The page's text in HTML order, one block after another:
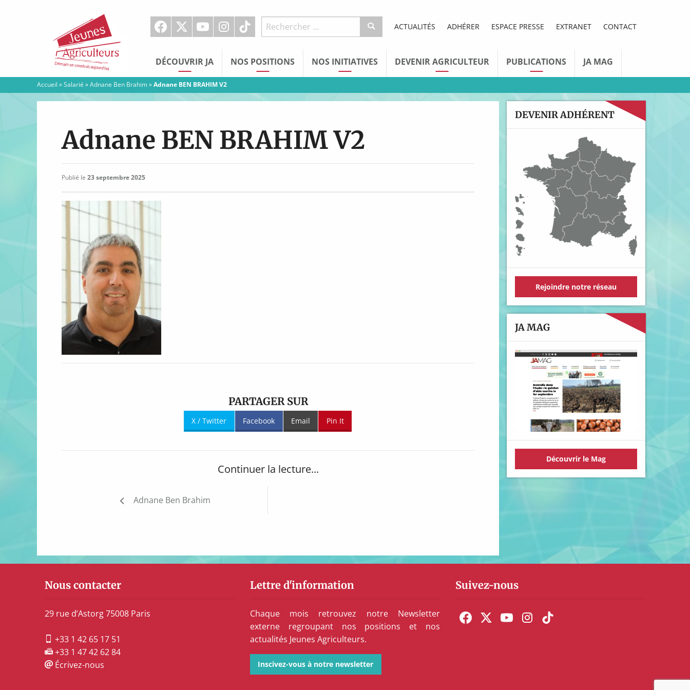
Agriculteurs
ACTUALITÉS ADHÉRER ESPACE PRESSE EXTRANET CONTACT
DÉCOUVRIR JA NOS POSITIONS NOS INITIATIVES DEVENIR AGRICULTEUR PUBLICATIONS JA MAG
Accueil »Salarié »Adnane Ben Brahim»Adnane BEN BRAHIM V2
Adnane BEN BRAHIM V2
Publié le 23 septembre 2025
PARTAGER SUR
X / Twitter Facebook Email Pin It
Continuer la lecture...
NavigationAdnane Ben Brahim
DEVENIR ADHÉRENT
Rejoindre notre réseau
JA MAG
Découvrir le Mag
Nous contacter
29 rue d’Astorg 75008 Paris
+33 1 42 65 17 51
+33 1 47 42 62 84
Écrivez-nous
Lettre d'information
Chaque mois retrouvez notre Newsletter
externe regroupant nos positions et nos
actualités Jeunes Agriculteurs.
Inscivez-vous à notre newsletter
Suivez-nous